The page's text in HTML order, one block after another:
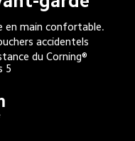
en main confortable.
accidentels
du Corning®
5